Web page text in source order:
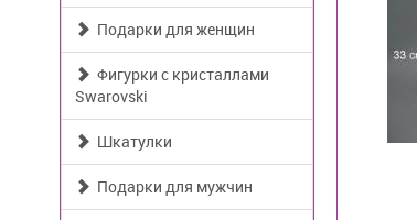
Подарки для женщин
Фигурки с кристаллами
Swarovski
Шкатулки
Подарки для мужчин